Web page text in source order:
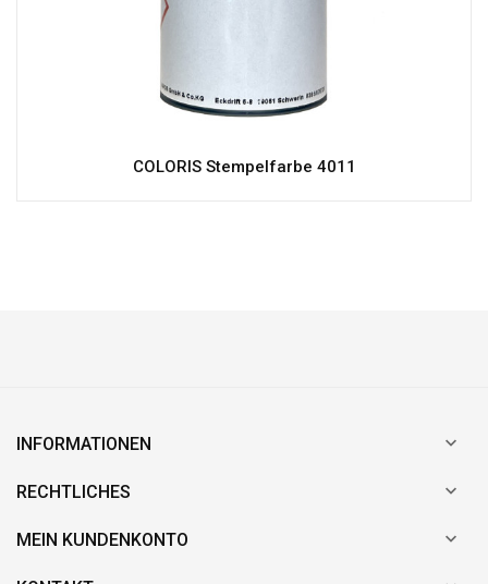
COLORIS Stempelfarbe 4011
INFORMATIONEN 
RECHTLICHES 
MEIN KUNDENKONTO 